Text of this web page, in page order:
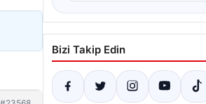
Bizi Takip Edin